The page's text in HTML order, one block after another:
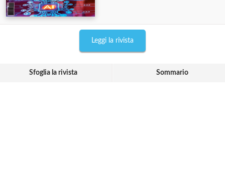
Leggi la rivista
Sfoglia la rivista Sommario